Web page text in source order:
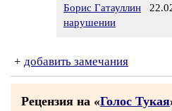
Борис Гатауллин
нарушении
+ добавить замечания
Рецензия на «Голос Тукая